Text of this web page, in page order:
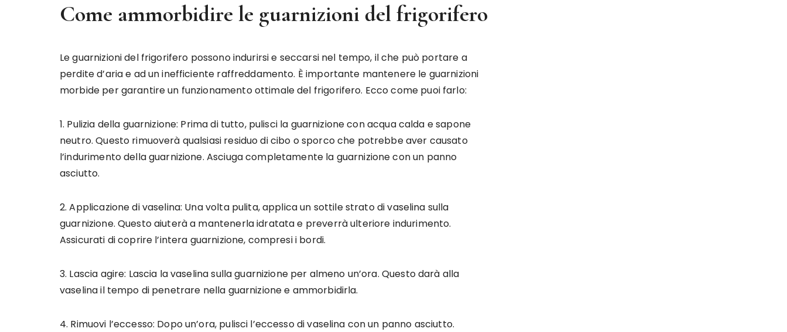
Come ammorbidire le guarnizioni del frigorifero
Le guarnizioni del frigorifero possono indurirsi e seccarsi nel tempo, il che può portare a
perdite d’aria e ad un inefficiente raffreddamento. È importante mantenere le guarnizioni
morbide per garantire un funzionamento ottimale del frigorifero. Ecco come puoi farlo:
1. Pulizia della guarnizione: Prima di tutto, pulisci la guarnizione con acqua calda e sapone
neutro. Questo rimuoverà qualsiasi residuo di cibo o sporco che potrebbe aver causato
l’indurimento della guarnizione. Asciuga completamente la guarnizione con un panno
asciutto.
2. Applicazione di vaselina: Una volta pulita, applica un sottile strato di vaselina sulla
guarnizione. Questo aiuterà a mantenerla idratata e preverrà ulteriore indurimento.
Assicurati di coprire l’intera guarnizione, compresi i bordi.
3. Lascia agire: Lascia la vaselina sulla guarnizione per almeno un’ora. Questo darà alla
vaselina il tempo di penetrare nella guarnizione e ammorbidirla.
4. Rimuovi l’eccesso: Dopo un’ora, pulisci l’eccesso di vaselina con un panno asciutto.